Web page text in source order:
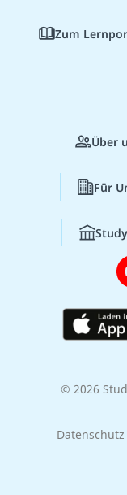
Zum
Über
Für
© 2026
Datenschutz